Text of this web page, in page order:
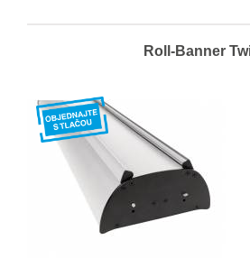
Roll-Banner